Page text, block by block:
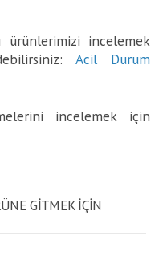
ürünlerimizi incelemek
Acil Durum
incelemek için
GITMEK IÇIN